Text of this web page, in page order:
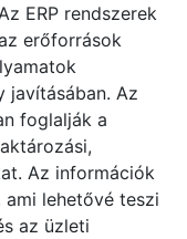
ERP rendszerek
erőforrások
javításában. Az
foglalják a
Az információk
lehetővé teszi
az üzleti